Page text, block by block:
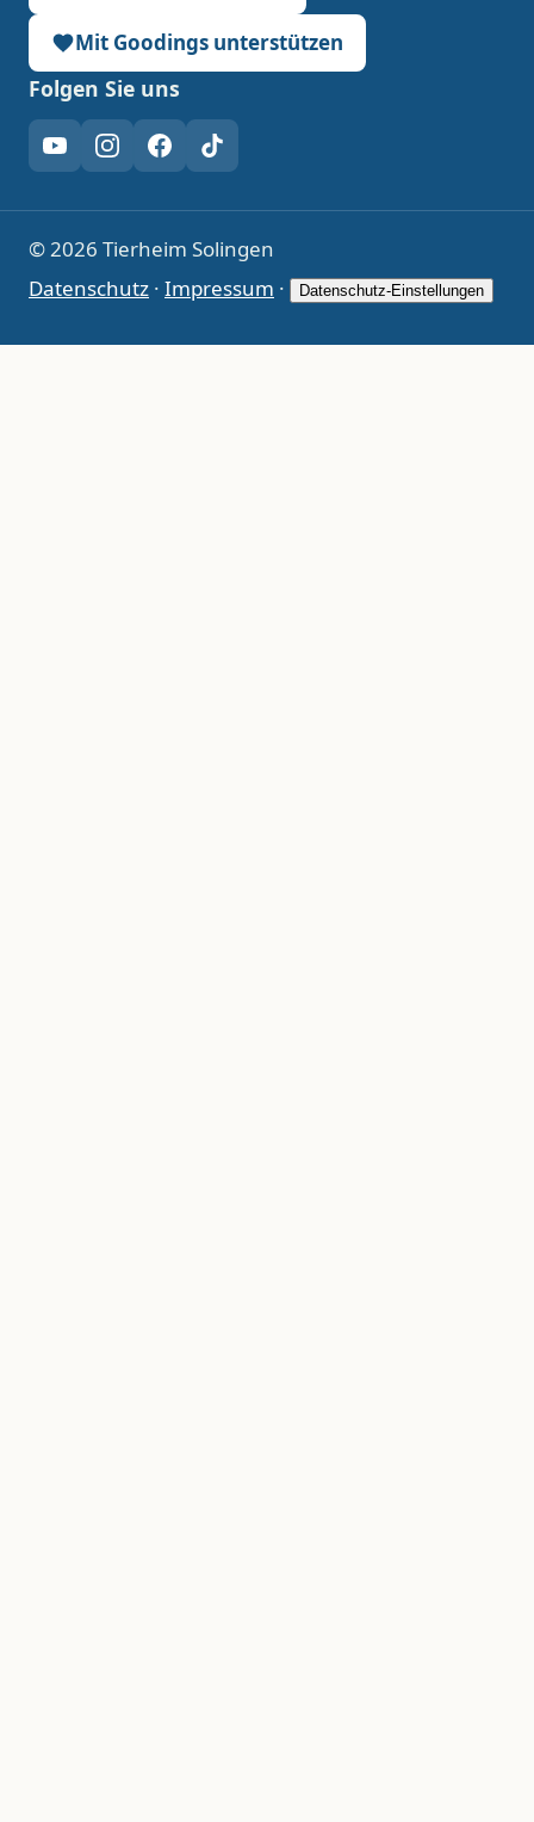
Mit Goodings unterstützen
Folgen Sie uns
YouTubeInstagram
Facebook
TikTok
© 2026 Tierheim Solingen
Datenschutz · Impressum · Datenschutz-Einstellungen